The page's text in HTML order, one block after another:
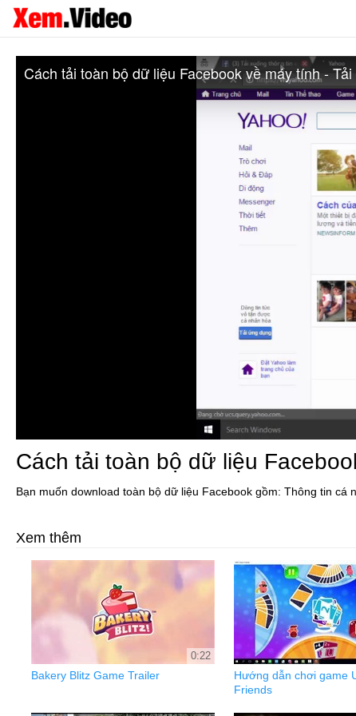
Cách tải toàn bộ dữ liệu Facebook về máy tính -
Cách tải toàn bộ dữ liệu
Bạn muốn download toàn bộ dữ liệu Facebook gồm: Thông tin
Xem thêm
0:22
Bakery Blitz Game Trailer
Hướng dẫn chơi game
Friends